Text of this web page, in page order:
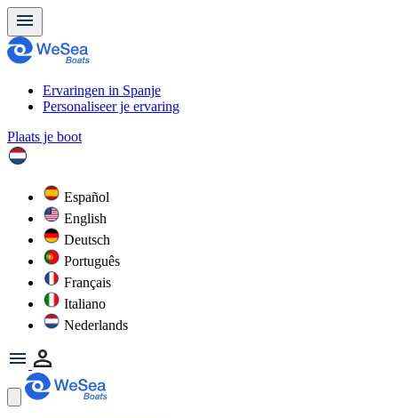
Ervaringen in Spanje
Personaliseer je ervaring
Plaats je boot
Español
English
Deutsch
Português
Français
Italiano
Nederlands